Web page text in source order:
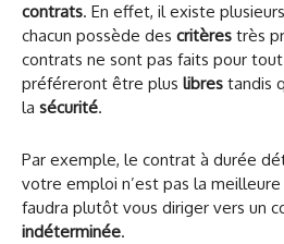
contrats. En effet, il existe
chacun possède des critères très
contrats ne sont pas faits pour
préféreront être plus libres tandis
la sécurité.
Par exemple, le contrat à durée
votre emploi n’est pas la
faudra plutôt vous diriger vers un
indéterminée.